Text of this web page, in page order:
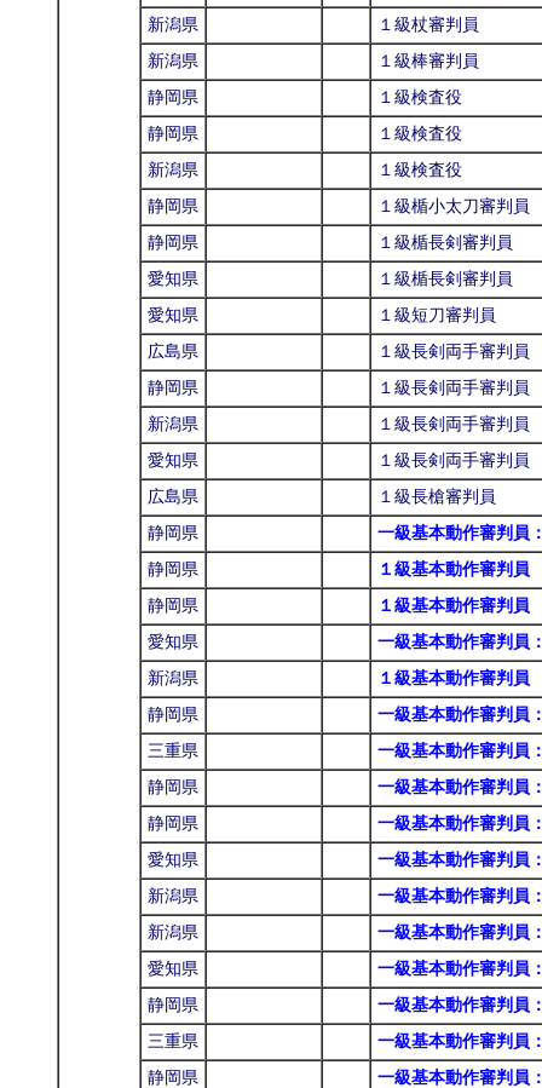
新潟県
１級杖審判員
新潟県
１級棒審判員
静岡県
１級検査役
静岡県
１級検査役
新潟県
１級検査役
静岡県
１級楯小太刀審判員
静岡県
１級楯長剣審判員
愛知県
１級楯長剣審判員
愛知県
１級短刀審判員
広島県
１級長剣両手審判員
静岡県
１級長剣両手審判員
新潟県
１級長剣両手審判員
愛知県
１級長剣両手審判員
広島県
１級長槍審判員
静岡県
一級基本動作審判員
静岡県
１級基本動作審判員
静岡県
１級基本動作審判員
愛知県
一級基本動作審判員
新潟県
１級基本動作審判員
静岡県
一級基本動作審判員
三重県
一級基本動作審判員
静岡県
一級基本動作審判員
静岡県
一級基本動作審判員
愛知県
一級基本動作審判員
新潟県
一級基本動作審判員
新潟県
一級基本動作審判員
愛知県
一級基本動作審判員
静岡県
一級基本動作審判員
三重県
一級基本動作審判員
静岡県
一級基本動作審判員